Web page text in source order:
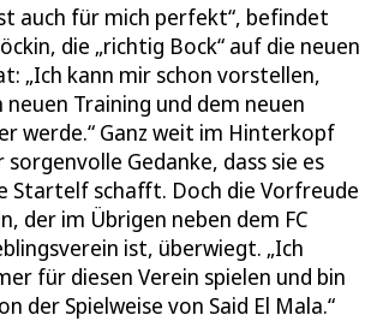
auch für mich perfekt“, befindet
die „richtig Bock“ auf die neuen
„Ich kann mir schon vorstellen,
neuen Training und dem neuen
werde.“ Ganz weit im Hinterkopf
Gedanke, dass sie es
Startelf schafft. Doch die Vorfreude
der im Übrigen neben dem FC
ist, überwiegt. „Ich
für diesen Verein spielen und bin
der Spielweise von Said El Mala.“